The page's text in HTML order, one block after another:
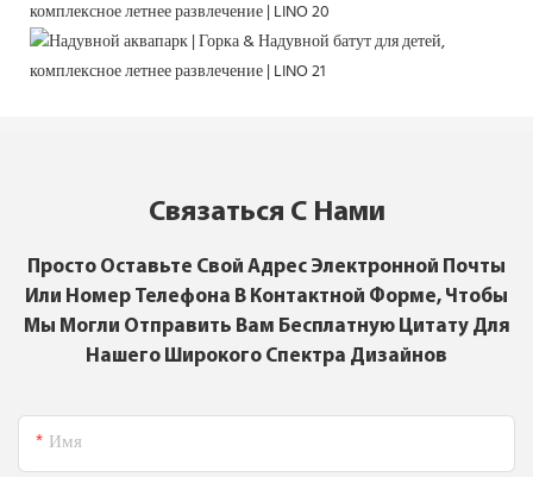
Связаться С Нами
Просто Оставьте Свой Адрес Электронной Почты
Или Номер Телефона В Контактной Форме, Чтобы
Мы Могли Отправить Вам Бесплатную Цитату Для
Нашего Широкого Спектра Дизайнов
Имя